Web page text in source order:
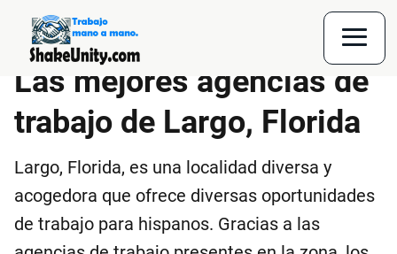
Las mejores agencias de
trabajo de Largo, Florida
Largo, Florida, es una localidad diversa y
acogedora que ofrece diversas oportunidades
de trabajo para hispanos. Gracias a las